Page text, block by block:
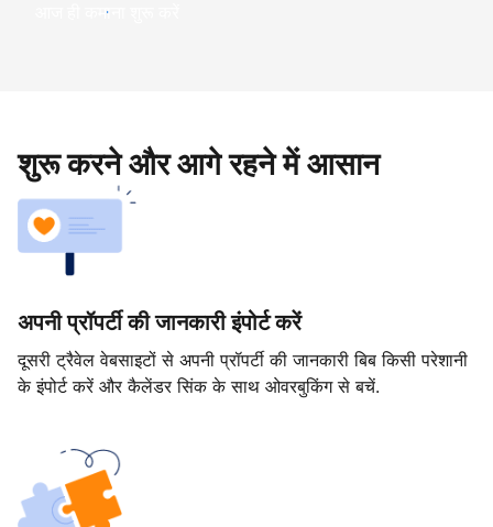
आज ही कमाना शुरू करें
शुरू करने और आगे रहने में आसान
अपनी प्रॉपर्टी की जानकारी इंपोर्ट करें
दूसरी ट्रैवेल वेबसाइटों से अपनी प्रॉपर्टी की जानकारी बिब किसी परेशानी
के इंपोर्ट करें और कैलेंडर सिंक के साथ ओवरबुकिंग से बचें.